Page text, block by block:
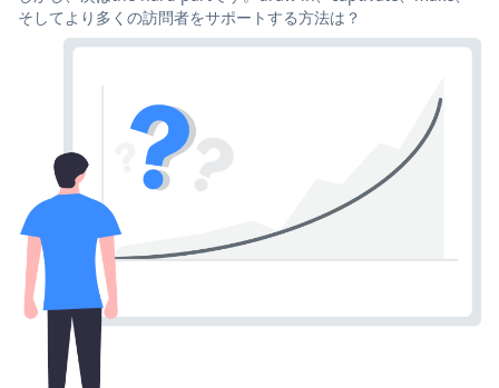
そしてより多くの訪問者をサポートする方法は？